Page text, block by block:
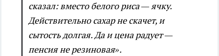
сказал: вместо белого риса — ячку.
Действительно сахар не скачет, и
сытость долгая. Да и цена радует —
пенсия не резиновая».